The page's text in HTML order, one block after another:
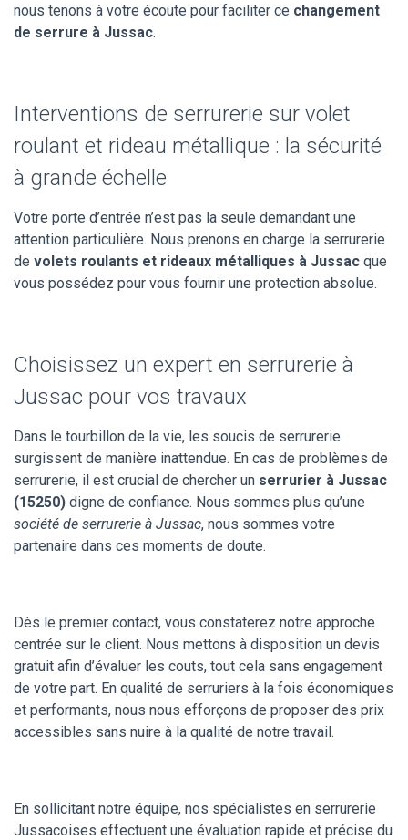
nous tenons à votre écoute pour faciliter ce changement
de serrure à Jussac.
Interventions de serrurerie sur volet
roulant et rideau métallique : la sécurité
à grande échelle
Votre porte d’entrée n’est pas la seule demandant une
attention particulière. Nous prenons en charge la serrurerie
de volets roulants et rideaux métalliques à Jussac que
vous possédez pour vous fournir une protection absolue.
Choisissez un expert en serrurerie à
Jussac pour vos travaux
Dans le tourbillon de la vie, les soucis de serrurerie
surgissent de manière inattendue. En cas de problèmes de
serrurerie, il est crucial de chercher un serrurier à Jussac
(15250) digne de confiance. Nous sommes plus qu’une
société de serrurerie à Jussac, nous sommes votre
partenaire dans ces moments de doute.
Dès le premier contact, vous constaterez notre approche
centrée sur le client. Nous mettons à disposition un devis
gratuit afin d’évaluer les couts, tout cela sans engagement
de votre part. En qualité de serruriers à la fois économiques
et performants, nous nous efforçons de proposer des prix
accessibles sans nuire à la qualité de notre travail.
En sollicitant notre équipe, nos spécialistes en serrurerie
Jussacoises effectuent une évaluation rapide et précise du